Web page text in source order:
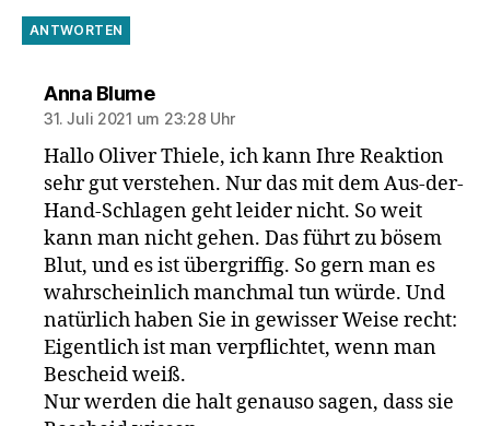
ANTWORTEN
Anna Blumesagt:
31. Juli 2021 um 23:28 Uhr
Hallo Oliver Thiele, ich kann Ihre Reaktion
sehr gut verstehen. Nur das mit dem Aus-der-
Hand-Schlagen geht leider nicht. So weit
kann man nicht gehen. Das führt zu bösem
Blut, und es ist übergriffig. So gern man es
wahrscheinlich manchmal tun würde. Und
natürlich haben Sie in gewisser Weise recht:
Eigentlich ist man verpflichtet, wenn man
Bescheid weiß.
Nur werden die halt genauso sagen, dass sie